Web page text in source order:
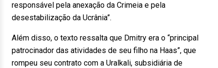
responsável pela anexação da Crimeia e pela
desestabilização da Ucrânia”.
Além disso, o texto ressalta que Dmitry era o “principal
patrocinador das atividades de seu filho na Haas”, que
rompeu seu contrato com a Uralkali, subsidiária de